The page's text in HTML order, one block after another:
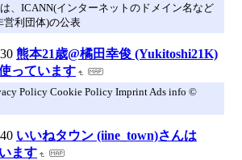
、ICANN(インターネットのドメイン名など
営利団体)の公表
熊本21歳@橘田幸俊 (Yukitoshi21K)
っています
Policy Cookie Policy Imprint Ads info ©
いいねタウン (iine_town)さんは
ます